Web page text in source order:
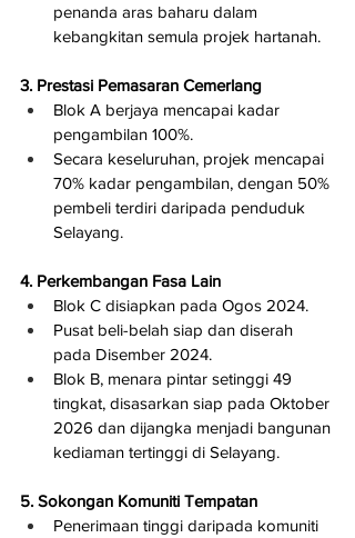
penanda aras baharu dalam
kebangkitan semula projek hartanah.
3. Prestasi Pemasaran Cemerlang
Blok A berjaya mencapai kadar
pengambilan 100%.
Secara keseluruhan, projek mencapai
70% kadar pengambilan, dengan 50%
pembeli terdiri daripada penduduk
Selayang.
4. Perkembangan Fasa Lain
Blok C disiapkan pada Ogos 2024.
Pusat beli-belah siap dan diserah
pada Disember 2024.
Blok B, menara pintar setinggi 49
tingkat, disasarkan siap pada Oktober
2026 dan dijangka menjadi bangunan
kediaman tertinggi di Selayang.
5. Sokongan Komuniti Tempatan
Penerimaan tinggi daripada komuniti